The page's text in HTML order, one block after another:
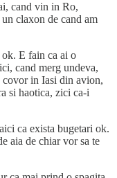
cand vin in Ro,
claxon de cand am
E fain ca ai o
cand merg undeva,
in Iasi din avion,
si haotica, zici ca-i
ca exista bugetari ok.
aia de chiar vor sa te